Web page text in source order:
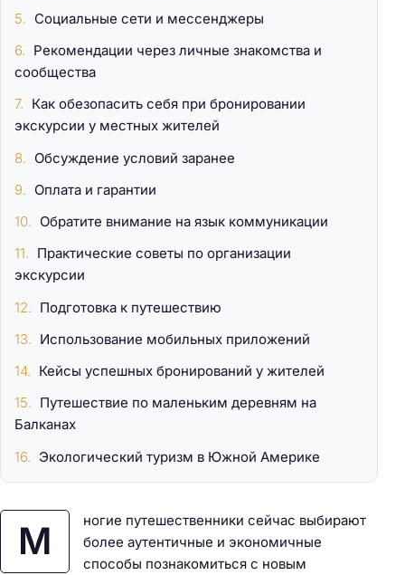
М
ногие путешественники сейчас выбирают
более аутентичные и экономичные
способы познакомиться с новым
Социальные сети и мессенджеры
Рекомендации через личные знакомства и
сообщества
Как обезопасить себя при бронировании
экскурсии у местных жителей
Обсуждение условий заранее
Оплата и гарантии
Обратите внимание на язык коммуникации
Практические советы по организации
экскурсии
Подготовка к путешествию
Использование мобильных приложений
Кейсы успешных бронирований у жителей
Путешествие по маленьким деревням на
Балканах
Экологический туризм в Южной Америке